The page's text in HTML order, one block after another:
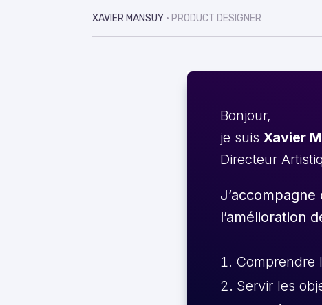
XAVIER MANSUY • PRODUCT DESIGNER
Bonjour,
je suis Xavier
Directeur
l’amélioration
Comprendre
Servir les